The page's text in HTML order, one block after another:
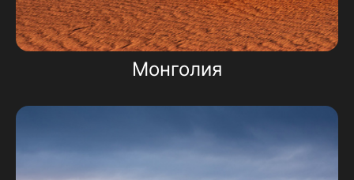
Монголия